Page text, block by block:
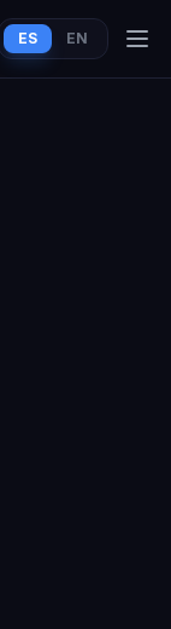
ES EN